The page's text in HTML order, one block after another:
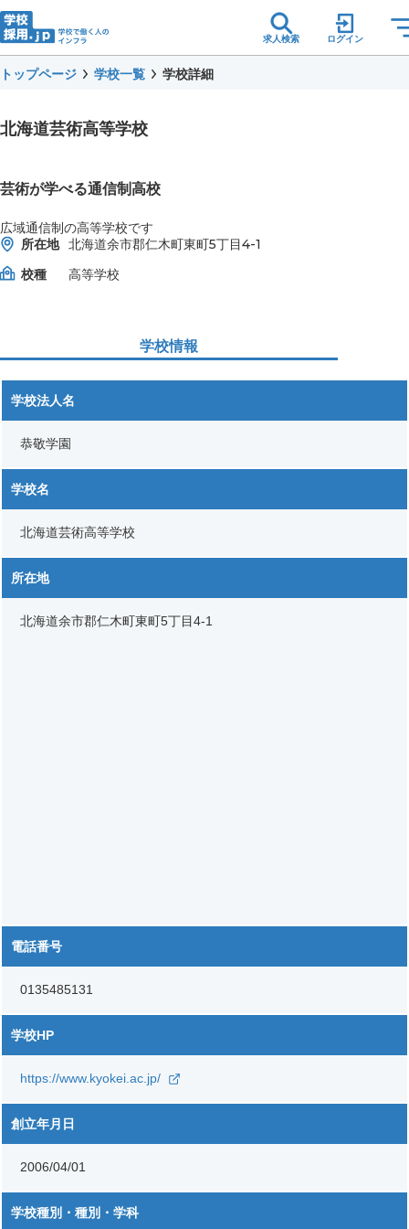
求人検索 ログイン
トップページ 学校一覧 学校詳細
北海道芸術高等学校
芸術が学べる通信制高校
広域通信制の高等学校です
所在地 北海道余市郡仁木町東町5丁目4-1
校種
高等学校
学校情報
学校法人名
恭敬学園
学校名
北海道芸術高等学校
所在地
北海道余市郡仁木町東町5丁目4-1
電話番号
0135485131
学校HP
https://www.kyokei.ac.jp/
創立年月日
2006/04/01
学校種別・種別・学科